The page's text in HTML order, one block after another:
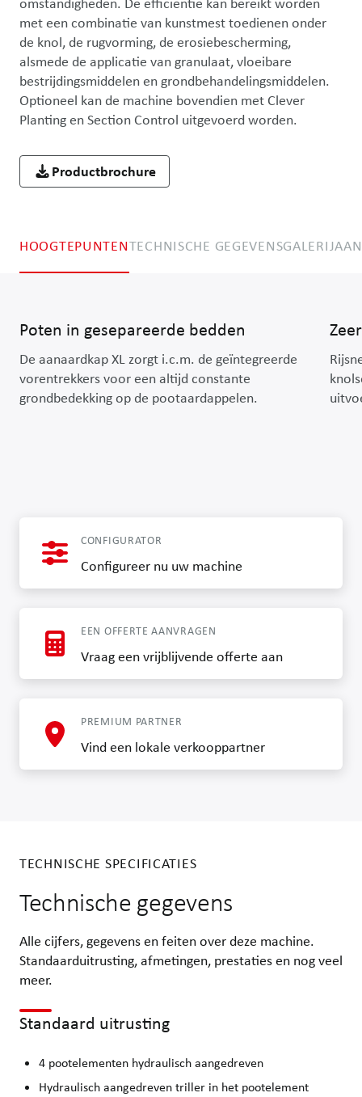
met een combinatie van kunstmest toedienen onder
de knol, de rugvorming, de erosiebescherming,
alsmede de applicatie van granulaat, vloeibare
bestrijdingsmiddelen en grondbehandelingsmiddelen.
Optioneel kan de machine bovendien met Clever
Planting en Section Control uitgevoerd worden.
Productbrochure
HOOGTEPUNTENTECHNISCHE GEGEVENSGALERIJ
Poten in gesepareerde bedden
De aanaardkap XL zorgt i.c.m. de geïntegreerde
vorentrekkers voor een altijd constante
grondbedekking op de pootaardappelen.
CONFIGURATOR
Configureer nu uw machine
EEN OFFERTE AANVRAGEN
Vraag een vrijblijvende offerte aan
PREMIUM PARTNER
Vind een lokale verkooppartner
TECHNISCHE SPECIFICATIES
Technische gegevens
Alle cijfers, gegevens en feiten over deze machine.
Standaarduitrusting, afmetingen, prestaties en nog veel
meer.
Standaard uitrusting
4 pootelementen hydraulisch aangedreven
Hydraulisch aangedreven triller in het pootelement